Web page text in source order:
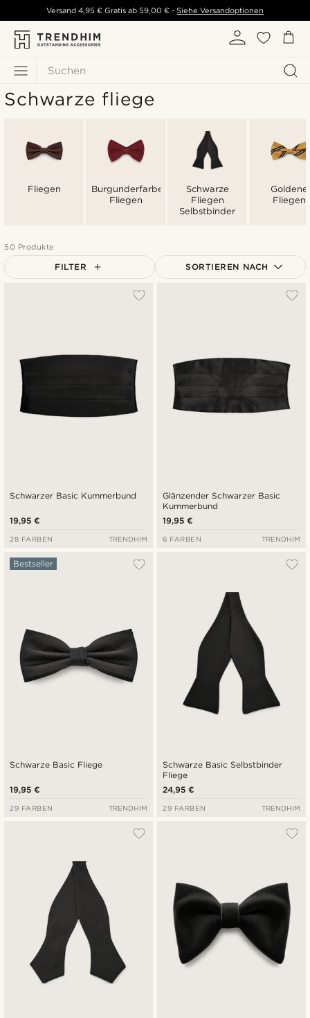
Suchen
Versand 4,95 € Gratis ab 59,00 € - Siehe Versandoptionen
Schwarze fliege
Fliegen
Burgunderfarbene
Fliegen
Schwarze
Fliegen
Selbstbinder
Goldene
Fliegen
50 Produkte
FILTER SORTIEREN NACH
Schwarzer Basic Kummerbund
19,95 €
28 FARBEN TRENDHIM
Glänzender Schwarzer Basic
Kummerbund
19,95 €
6 FARBEN TRENDHIM
Schwarze Basic Fliege
Bestseller
19,95 €
29 FARBEN TRENDHIM
Schwarze Basic Selbstbinder
Fliege
24,95 €
29 FARBEN TRENDHIM